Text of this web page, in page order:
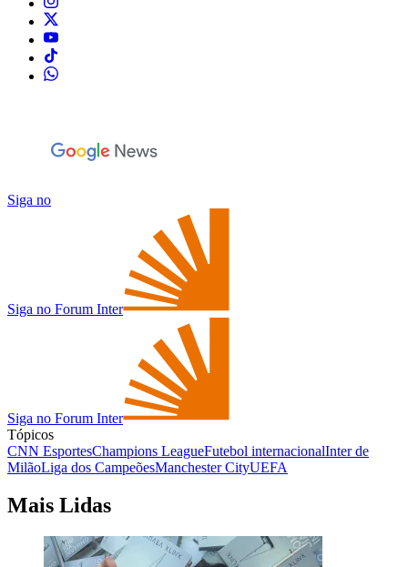
Siga no
Siga no Forum Inter
Siga no Forum Inter
Tópicos
CNN EsportesChampions LeagueFutebol internacionalInter de
MilãoLiga dos CampeõesManchester CityUEFA
Mais Lidas